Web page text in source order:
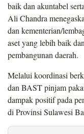
baik dan akuntabel
Ali Chandra
dan kementerian/
aset yang lebih baik
pembangunan daerah.
Melalui koordinasi
dan BAST pinjam
dampak positif pada
di Provinsi Sulawesi